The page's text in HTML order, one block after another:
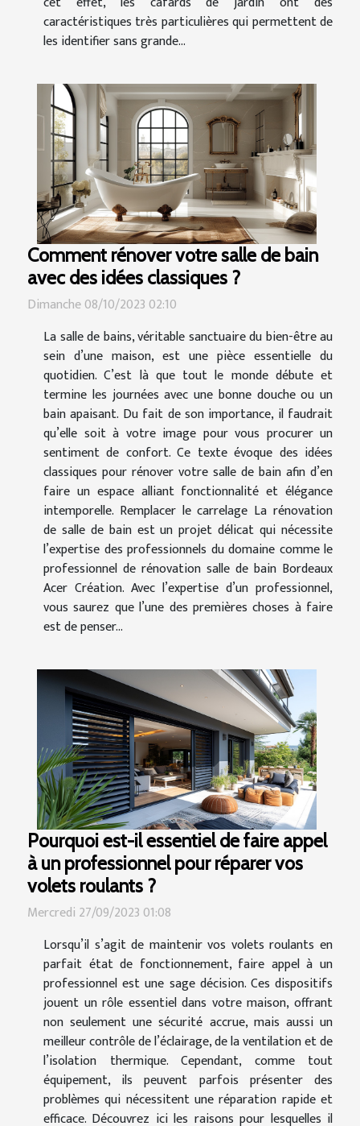
caractéristiques très particulières qui permettent de
les identifier sans grande...
Comment rénover votre salle de bain
avec des idées classiques ?
Dimanche 08/10/2023 02:10
La salle de bains, véritable sanctuaire du bien-être au
sein d’une maison, est une pièce essentielle du
quotidien. C’est là que tout le monde débute et
termine les journées avec une bonne douche ou un
bain apaisant. Du fait de son importance, il faudrait
qu’elle soit à votre image pour vous procurer un
sentiment de confort. Ce texte évoque des idées
classiques pour rénover votre salle de bain afin d’en
faire un espace alliant fonctionnalité et élégance
intemporelle. Remplacer le carrelage La rénovation
de salle de bain est un projet délicat qui nécessite
l’expertise des professionnels du domaine comme le
professionnel de rénovation salle de bain Bordeaux
Acer Création. Avec l’expertise d’un professionnel,
vous saurez que l’une des premières choses à faire
est de penser...
Pourquoi est-il essentiel de faire appel
à un professionnel pour réparer vos
volets roulants ?
Mercredi 27/09/2023 01:08
Lorsqu’il s’agit de maintenir vos volets roulants en
parfait état de fonctionnement, faire appel à un
professionnel est une sage décision. Ces dispositifs
jouent un rôle essentiel dans votre maison, offrant
non seulement une sécurité accrue, mais aussi un
meilleur contrôle de l’éclairage, de la ventilation et de
l’isolation thermique. Cependant, comme tout
équipement, ils peuvent parfois présenter des
problèmes qui nécessitent une réparation rapide et
efficace. Découvrez ici les raisons pour lesquelles il